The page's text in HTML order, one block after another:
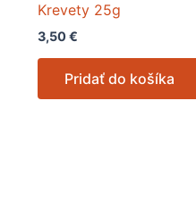
Krevety 25g
3,50€
Pridať do košíka